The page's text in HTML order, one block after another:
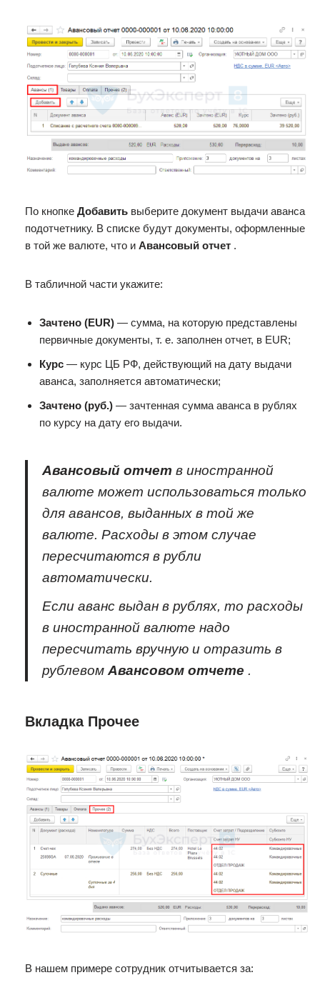
По кнопке Добавить выберите документ выдачи аванса
подотчетнику. В списке будут документы, оформленные
в той же валюте, что и Авансовый отчет .
В табличной части укажите:
Зачтено (EUR) — сумма, на которую представлены
первичные документы, т. е. заполнен отчет, в EUR;
Курс — курс ЦБ РФ, действующий на дату выдачи
аванса, заполняется автоматически;
Зачтено (руб.) — зачтенная сумма аванса в рублях
по курсу на дату его выдачи.
Авансовый отчет в иностранной
валюте может использоваться только
для авансов, выданных в той же
валюте. Расходы в этом случае
пересчитаются в рубли
автоматически.
Если аванс выдан в рублях, то расходы
в иностранной валюте надо
пересчитать вручную и отразить в
рублевом Авансовом отчете .
Вкладка Прочее
В нашем примере сотрудник отчитывается за: